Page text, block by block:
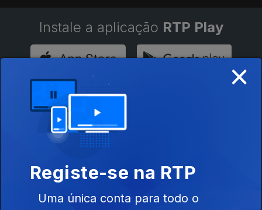
Instale a aplicação RTP Play
Disponível para iOS, Android, Apple TV, Android TV e
CarPlay
×
Registe-se na RTP
Uma única conta para todo o